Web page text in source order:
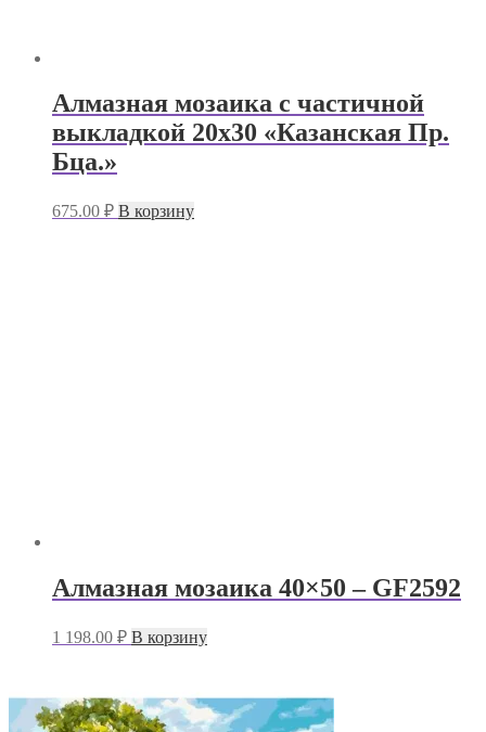
Алмазная мозаика с частичной
выкладкой 20х30 «Казанская Пр.
Бца.»
675.00 ₽ В корзину
Алмазная мозаика 40×50 – GF2592
1 198.00 ₽ В корзину